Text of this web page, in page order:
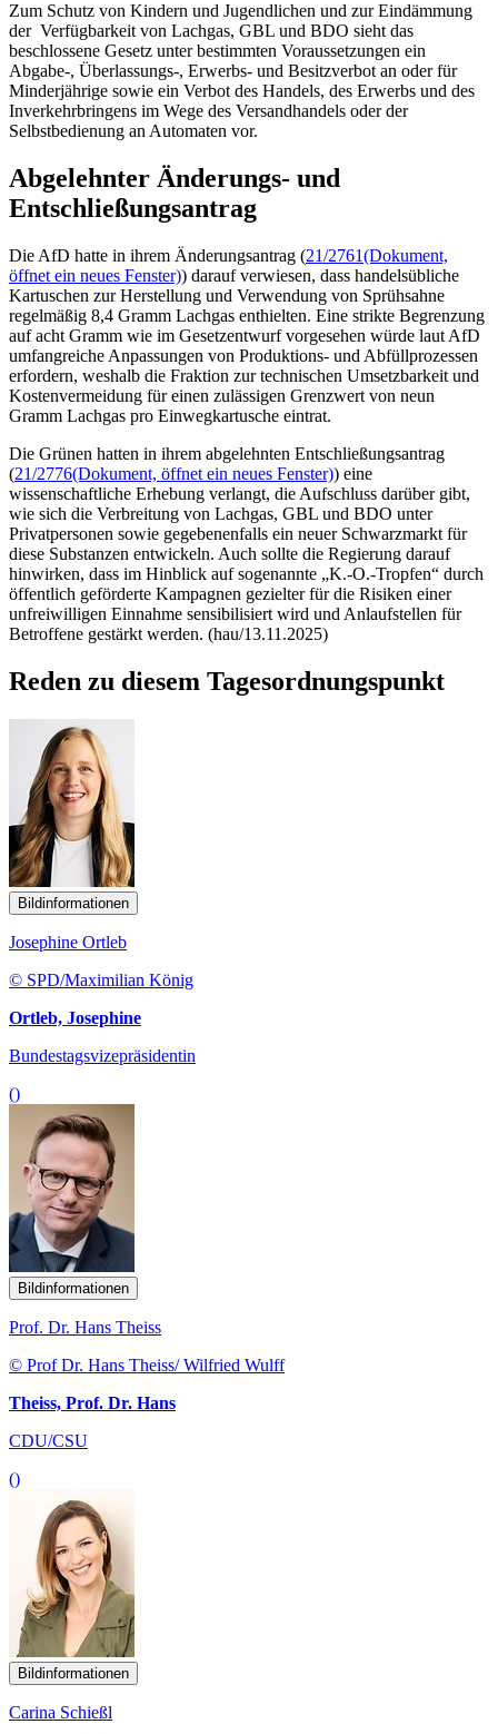
Zum Schutz von Kindern und Jugendlichen und zur Eindämmung
der Verfügbarkeit von Lachgas, GBL und BDO sieht das
beschlossene Gesetz unter bestimmten Voraussetzungen ein
Abgabe-, Überlassungs-, Erwerbs- und Besitzverbot an oder für
Minderjährige sowie ein Verbot des Handels, des Erwerbs und des
Inverkehrbringens im Wege des Versandhandels oder der
Selbstbedienung an Automaten vor.
Abgelehnter Änderungs- und
Entschließungsantrag
Die AfD hatte in ihrem Änderungsantrag (21/2761(Dokument,
öffnet ein neues Fenster)) darauf verwiesen, dass handelsübliche
Kartuschen zur Herstellung und Verwendung von Sprühsahne
regelmäßig 8,4 Gramm Lachgas enthielten. Eine strikte Begrenzung
auf acht Gramm wie im Gesetzentwurf vorgesehen würde laut AfD
umfangreiche Anpassungen von Produktions- und Abfüllprozessen
erfordern, weshalb die Fraktion zur technischen Umsetzbarkeit und
Kostenvermeidung für einen zulässigen Grenzwert von neun
Gramm Lachgas pro Einwegkartusche eintrat.
Die Grünen hatten in ihrem abgelehnten Entschließungsantrag
(21/2776(Dokument, öffnet ein neues Fenster)) eine
wissenschaftliche Erhebung verlangt, die Aufschluss darüber gibt,
wie sich die Verbreitung von Lachgas, GBL und BDO unter
Privatpersonen sowie gegebenenfalls ein neuer Schwarzmarkt für
diese Substanzen entwickeln. Auch sollte die Regierung darauf
hinwirken, dass im Hinblick auf sogenannte „K.-O.-Tropfen“ durch
öffentlich geförderte Kampagnen gezielter für die Risiken einer
unfreiwilligen Einnahme sensibilisiert wird und Anlaufstellen für
Betroffene gestärkt werden. (hau/13.11.2025)
Reden zu diesem Tagesordnungspunkt
Bildinformationen
Josephine Ortleb
© SPD/Maximilian König
Ortleb, Josephine
Bundestagsvizepräsidentin
()
Bildinformationen
Prof. Dr. Hans Theiss
© Prof Dr. Hans Theiss/ Wilfried Wulff
Theiss, Prof. Dr. Hans
CDU/CSU
()
Bildinformationen
Carina Schießl